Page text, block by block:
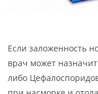
Если заложенность
врач может
либо